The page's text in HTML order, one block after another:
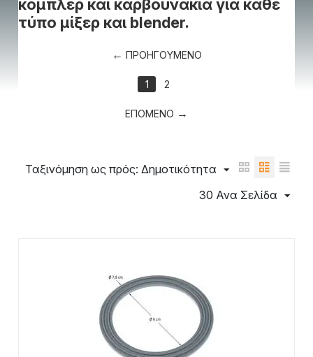
κομπλέρ και καρβουνάκια για κάθε
τύπο μίξερ και blender.
ΠΡΟΗΓΟΥΜΕΝΟ
1 2
ΕΠΟΜΕΝΟ
Ταξινόμηση ως πρός: Δημοτικότητα
30 Ανα Σελίδα